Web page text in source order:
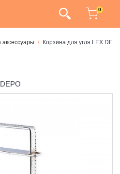
0
аксессуары Корзина для угля LEX